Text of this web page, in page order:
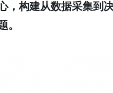
，构建从数据采集到
。